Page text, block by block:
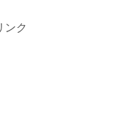
ンク